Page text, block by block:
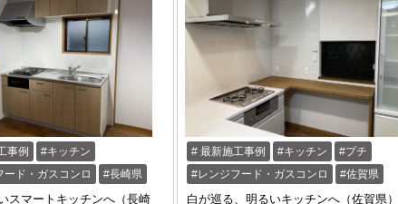
事例
キッチン
ード・ガスコンロ
長崎県
スマートキッチンへ（長崎
最新施工事例 キッチン
プチ
レンジフード・ガスコンロ
佐賀県
白が巡る、明るいキッチンへ（佐賀県）